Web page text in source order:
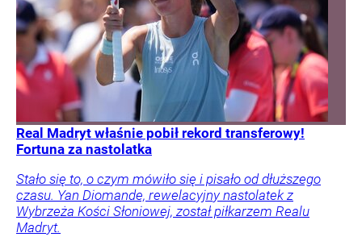
Real Madryt właśnie pobił rekord transferowy!
Fortuna za nastolatka
Stało się to, o czym mówiło się i pisało od dłuższego
czasu. Yan Diomande, rewelacyjny nastolatek z
Wybrzeża Kości Słoniowej, został piłkarzem Realu
Madryt.